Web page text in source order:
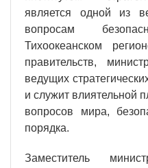
является одной из
вопросам
Тихоокеанском
правительств,
ведущих
и служит влиятельной
вопросов мира,
порядка.
Заместитель